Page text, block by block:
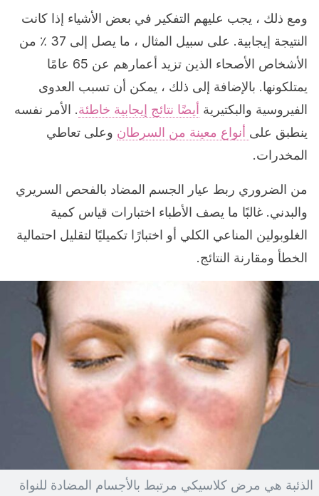
ومع ذلك ، يجب عليهم التفكير في بعض الأشياء إذا كانت
النتيجة إيجابية. على سبيل المثال ، ما يصل إلى 37 ٪ من
الأشخاص الأصحاء الذين تزيد أعمارهم عن 65 عامًا
يمتلكونها. بالإضافة إلى ذلك ، يمكن أن تسبب العدوى
الفيروسية والبكتيرية أيضًا نتائج إيجابية خاطئة. الأمر نفسه
ينطبق على أنواع معينة من السرطان وعلى تعاطي
المخدرات.
من الضروري ربط عيار الجسم المضاد بالفحص السريري
والبدني. غالبًا ما يصف الأطباء اختبارات قياس كمية
الغلوبولين المناعي الكلي أو اختبارًا تكميليًا لتقليل احتمالية
الخطأ ومقارنة النتائج.
الذئبة هي مرض كلاسيكي مرتبط بالأجسام المضادة للنواة